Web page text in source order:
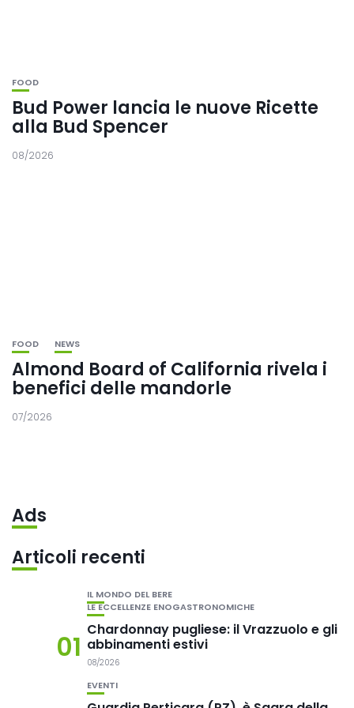
FOOD
Bud Power lancia le nuove Ricette
alla Bud Spencer
08/2026
FOOD NEWS
Almond Board of California rivela i
benefici delle mandorle
07/2026
Ads
Articoli recenti
01
IL MONDO DEL BERE
LE ECCELLENZE ENOGASTRONOMICHE
Chardonnay pugliese: il Vrazzuolo e gli
abbinamenti estivi
08/2026
EVENTI